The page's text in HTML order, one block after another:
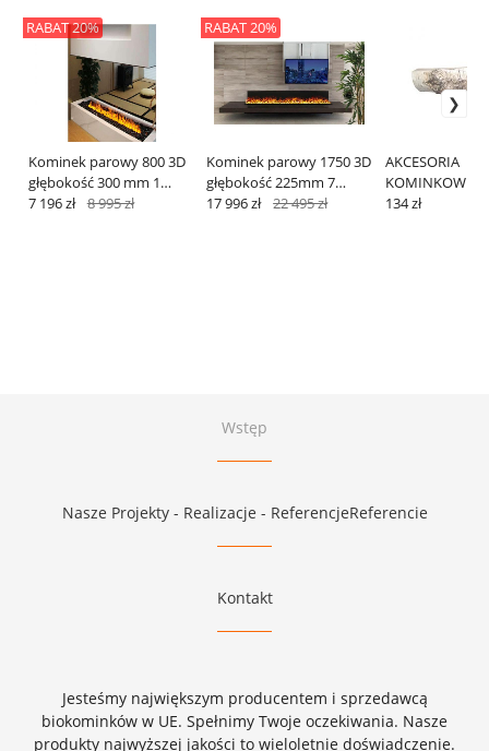
Kominek parowy 800 3D
głębokość 300 mm 1
kolor
RABAT 20%
7 196 zł 8 995 zł
Kominek parowy 1750 3D
głębokość 225mm 7
kolorów
RABAT 20%
17 996 zł 22 495 zł
AKCESORIA
KOMINKOWE
134 zł
Wstęp
Nasze Projekty - Realizacje - ReferencjeReferencie
Kontakt
Jesteśmy największym producentem i sprzedawcą
biokominków w UE. Spełnimy Twoje oczekiwania. Nasze
produkty najwyższej jakości to wieloletnie doświadczenie.